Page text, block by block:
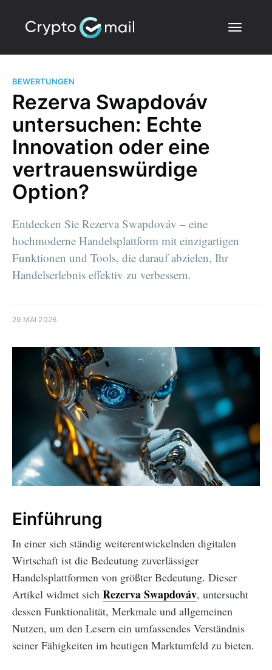
BEWERTUNGEN
Rezerva Swapdováv
untersuchen: Echte
Innovation oder eine
vertrauenswürdige
Option?
Entdecken Sie Rezerva Swapdováv – eine
hochmoderne Handelsplattform mit einzigartigen
Funktionen und Tools, die darauf abzielen, Ihr
Handelserlebnis effektiv zu verbessern.
29 MAI 2026
Einführung
In einer sich ständig weiterentwickelnden digitalen
Wirtschaft ist die Bedeutung zuverlässiger
Handelsplattformen von größter Bedeutung. Dieser
Artikel widmet sich Rezerva Swapdováv, untersucht
dessen Funktionalität, Merkmale und allgemeinen
Nutzen, um den Lesern ein umfassendes Verständnis
seiner Fähigkeiten im heutigen Marktumfeld zu bieten.